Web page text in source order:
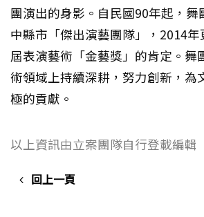
團演出的身影。自民國90年起，舞
中縣市「傑出演藝團隊」，2014
屆表演藝術「金藝獎」的肯定。舞
術領域上持續深耕，努力創新，為
極的貢獻。
以上資訊由立案團隊自行登載編輯
回上一頁